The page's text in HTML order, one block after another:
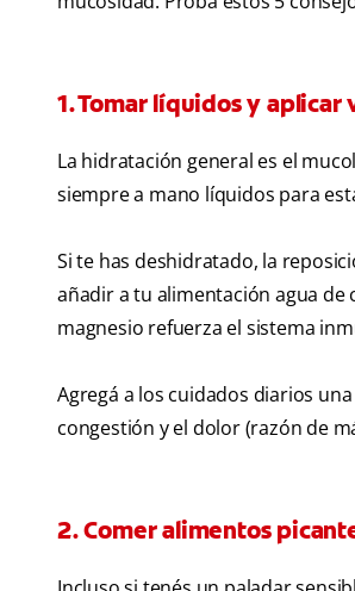
1. Tomar líquidos y aplicar
La hidratación general es el
siempre a mano líquidos para
Si te has deshidratado, la
añadir a tu alimentación agua de
magnesio refuerza el sistema
Agregá a los cuidados diarios
congestión y el dolor (razón de
2. Comer alimentos